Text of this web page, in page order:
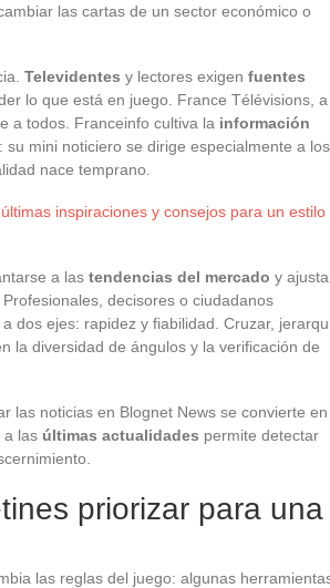
las cartas de un sector económico o
Televidentes y lectores exigen fuentes
lo que está en juego. France Télévisions, a
a todos. Franceinfo cultiva la información
mini noticiero se dirige especialmente a los
nace temprano.
inspiraciones y consejos para un estilo
a las tendencias del mercado y
decisores o ciudadanos
dos ejes: rapidez y fiabilidad. Cruzar,
la diversidad de ángulos y la verificación de
las noticias en Blognet News se convierte en
a las últimas actualidades permite detectar
priorizar para una
las reglas del juego: algunas